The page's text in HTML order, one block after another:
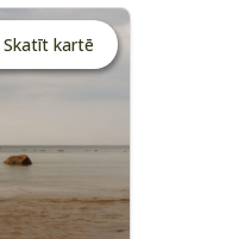
Skatīt kartē